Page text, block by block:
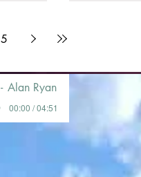
5
Alan Ryan
00:00 / 04:51